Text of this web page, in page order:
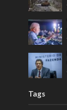
Tags